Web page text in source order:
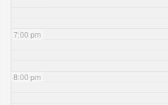
7:00 pm
8:00 pm